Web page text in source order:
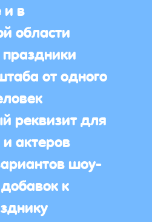
в
области
от одного
реквизит для
актеров
шоу-
к